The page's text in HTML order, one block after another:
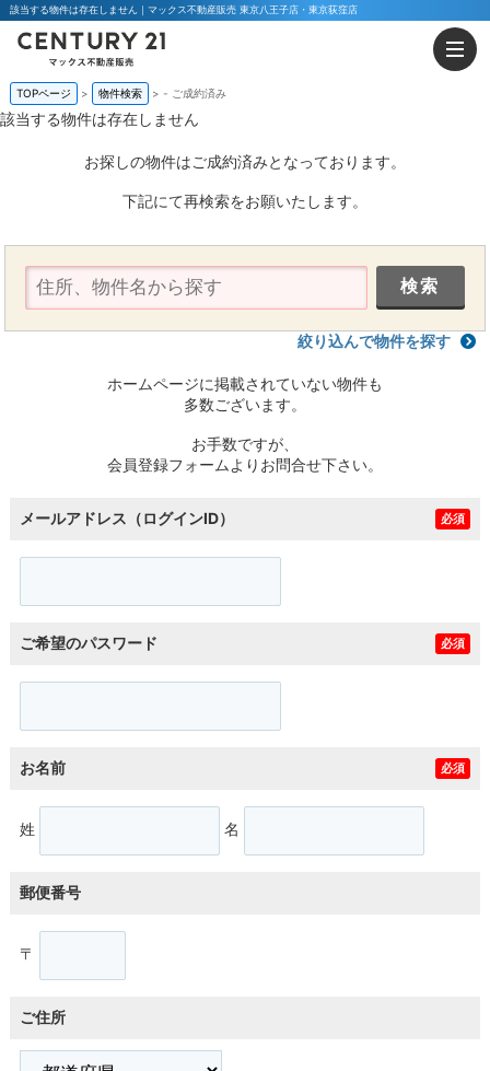
該当する物件は存在しません｜マックス不動産販売 東京八王子店・東京荻窪店
TOPページ 物件検索 - ご成約済み
該当する物件は存在しません
お探しの物件はご成約済みとなっております。
下記にて再検索をお願いたします。
絞り込んで物件を探す
ホームページに掲載されていない物件も
多数ございます。
お手数ですが、
会員登録フォームよりお問合せ下さい。
メールアドレス（ログインID） 必須
ご希望のパスワード 必須
お名前 必須
姓 名
郵便番号
〒
ご住所